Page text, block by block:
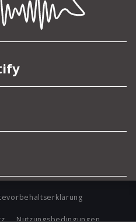
Nutzungsbedingungen